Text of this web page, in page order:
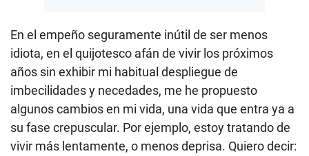
En el empeño seguramente inútil de ser menos
idiota, en el quijotesco afán de vivir los próximos
años sin exhibir mi habitual despliegue de
imbecilidades y necedades, me he propuesto
algunos cambios en mi vida, una vida que entra ya a
su fase crepuscular. Por ejemplo, estoy tratando de
vivir más lentamente, o menos deprisa. Quiero decir: